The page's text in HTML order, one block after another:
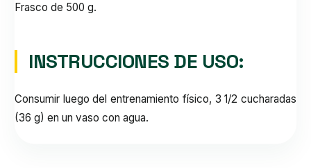
Frasco de 500 g.
INSTRUCCIONES DE USO:
Consumir luego del entrenamiento físico, 3 1/2 cucharadas
(36 g) en un vaso con agua.